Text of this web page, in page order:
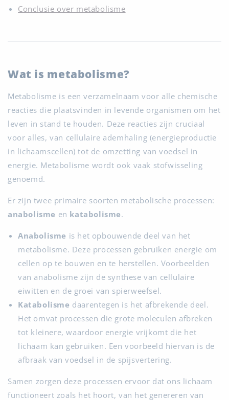
Conclusie over metabolisme
Wat is metabolisme?
Metabolisme is een verzamelnaam voor alle chemische
reacties die plaatsvinden in levende organismen om het
leven in stand te houden. Deze reacties zijn cruciaal
voor alles, van cellulaire ademhaling (energieproductie
in lichaamscellen) tot de omzetting van voedsel in
energie. Metabolisme wordt ook vaak stofwisseling
genoemd.
Er zijn twee primaire soorten metabolische processen:
anabolisme en katabolisme.
Anabolisme is het opbouwende deel van het
metabolisme. Deze processen gebruiken energie om
cellen op te bouwen en te herstellen. Voorbeelden
van anabolisme zijn de synthese van cellulaire
eiwitten en de groei van spierweefsel.
Katabolisme daarentegen is het afbrekende deel.
Het omvat processen die grote moleculen afbreken
tot kleinere, waardoor energie vrijkomt die het
lichaam kan gebruiken. Een voorbeeld hiervan is de
afbraak van voedsel in de spijsvertering.
Samen zorgen deze processen ervoor dat ons lichaam
functioneert zoals het hoort, van het genereren van